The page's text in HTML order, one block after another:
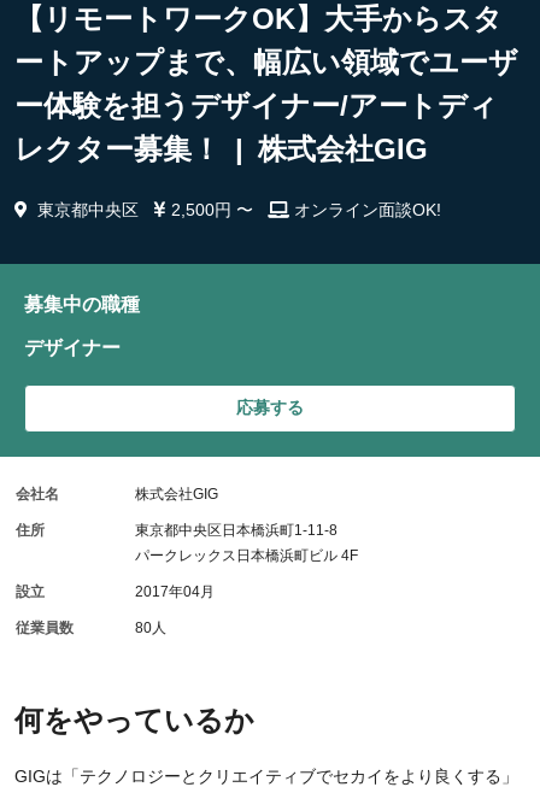
【リモートワークOK】大手からスタ
ートアップまで、幅広い領域でユーザ
ー体験を担うデザイナー/アートディ
レクター募集！ | 株式会社GIG
東京都中央区 2,500円 〜 オンライン面談OK!
何をやっているか
GIGは「テクノロジーとクリエイティブでセカイをより良くする」
募集中の職種
デザイナー
応募する
会社名 株式会社GIG
住所
東京都中央区日本橋浜町1-11-8
パークレックス日本橋浜町ビル 4F
設立 2017年04月
従業員数 80人